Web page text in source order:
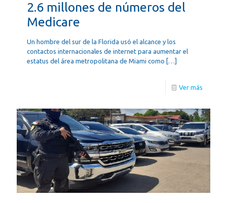
2.6 millones de números del
Medicare
Un hombre del sur de la Florida usó el alcance y los
contactos internacionales de internet para aumentar el
estatus del área metropolitana de Miami como […]
Ver más